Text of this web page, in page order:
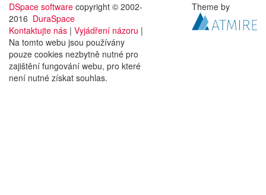
DSpace software copyright © 2002-
2016 DuraSpace
Kontaktujte nás | Vyjádření názoru |
Na tomto webu jsou používány
pouze cookies nezbytně nutné pro
zajištění fungování webu, pro které
není nutné získat souhlas.
Theme by